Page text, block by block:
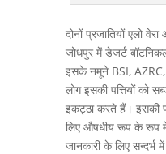
दोनों प्रजातियों एलो
जोधपुर में डेजर्ट
इसके नमूने BSI, AZRC,
लोग इसकी पत्तियों को
इकट्ठा करते हैं। इसकी
लिए औषधीय रूप के रूप
जानकारी के लिए सन्दर्भ